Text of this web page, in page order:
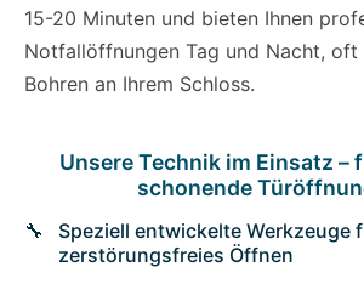
15-20 Minuten und bieten Ihnen
Notfallöffnungen Tag und Nacht, oft
Bohren an Ihrem Schloss.
Unsere Technik im Einsatz –
schonende
Speziell entwickelte Werkzeuge
zerstörungsfreies Öffnen